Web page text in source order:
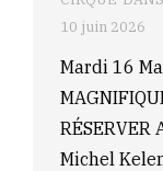
10 juin 2026
Mardi 16
Michel